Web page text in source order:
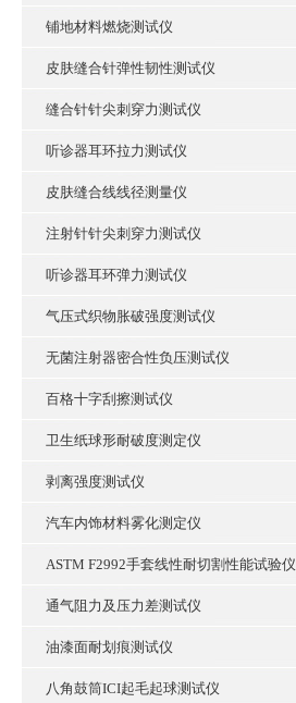
铺地材料燃烧测试仪
皮肤缝合针弹性韧性测试仪
缝合针针尖刺穿力测试仪
听诊器耳环拉力测试仪
皮肤缝合线线径测量仪
注射针针尖刺穿力测试仪
听诊器耳环弹力测试仪
气压式织物胀破强度测试仪
无菌注射器密合性负压测试仪
百格十字刮擦测试仪
卫生纸球形耐破度测定仪
剥离强度测试仪
汽车内饰材料雾化测定仪
ASTM F2992手套线性耐切割性能试验仪
通气阻力及压力差测试仪
油漆面耐划痕测试仪
八角鼓筒ICI起毛起球测试仪